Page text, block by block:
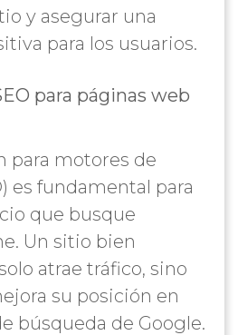
y asegurar una
para los usuarios.
para páginas web
para motores de
es fundamental para
que busque
Un sitio bien
atrae tráfico, sino
su posición en
búsqueda de Google.